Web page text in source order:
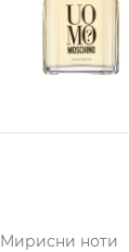
Мирисни ноти